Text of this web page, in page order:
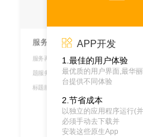
APP开发
1.最佳的用户体验
最优质的用户界面,最华
台提供不同体验
2.节省成本
以独立的应用程序运行(
必须手动去下载并
安装这些原生App
System ,
为办公
ERP系
ERP是
财务资
开发咨询
将你脑海中的idea剥离出来
原型图
原型图是产品经理对您的产
页面的模
块、元素、人机交
框描述的方法,将产品脱离
体跟生动的进行表达您可以
件开发就像是房屋修建之初
屋架构设计
服务再测试标题
服务再测试标题服务再测试标题服务再测试
题服务再测试标题服务再测试标题服务再测
标题服务再测试标题服务再测试标题